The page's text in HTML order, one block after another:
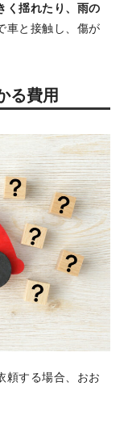
く揺れたり、雨の
車と接触し、傷が
る費用
頼する場合、おお